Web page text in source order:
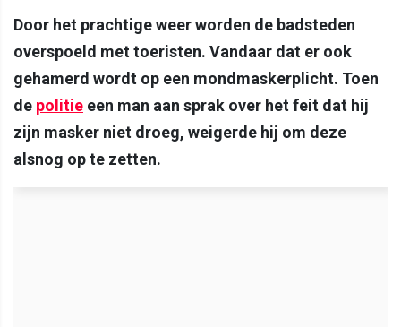
Door het prachtige weer worden de badsteden
overspoeld met toeristen. Vandaar dat er ook
gehamerd wordt op een mondmaskerplicht. Toen
de politie een man aan sprak over het feit dat hij
zijn masker niet droeg, weigerde hij om deze
alsnog op te zetten.